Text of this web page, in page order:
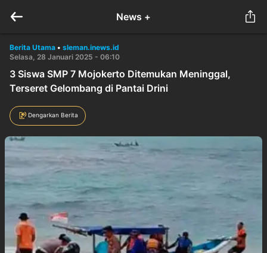
News +
Berita Utama • sleman.inews.id
Selasa, 28 Januari 2025 - 06:10
3 Siswa SMP 7 Mojokerto Ditemukan Meninggal,
Terseret Gelombang di Pantai Drini
Dengarkan Berita